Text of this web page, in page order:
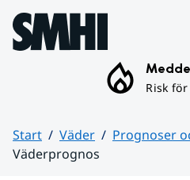
Hoppa till sidans innehåll
Risk
Start Väder
Prognoser
Väderprognos